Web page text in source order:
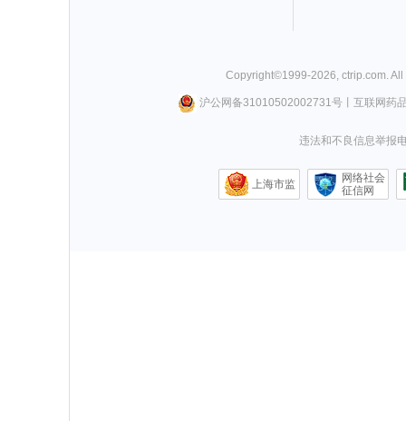
Copyright©1999-2026 ctrip.com .
沪公网备31010502002731号丨 互联网药
违法和不良信息举报
上海市监
网络社会
征信网